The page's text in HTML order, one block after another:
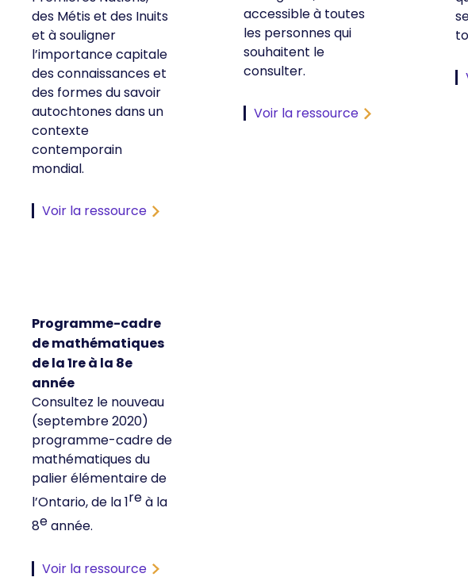
des Métis et des Inuits
et à souligner
l’importance capitale
des connaissances et
des formes du savoir
autochtones dans un
contexte
contemporain
mondial.
Voir la ressource
accessible à toutes
les personnes qui
souhaitent le
consulter.
Voir la ressource
Programme-cadre
de mathématiques
de la 1re à la 8e
année
Consultez le nouveau
(septembre 2020)
programme-cadre de
mathématiques du
palier élémentaire de
l’Ontario, de la 1reà la
8eannée.
Voir la ressource